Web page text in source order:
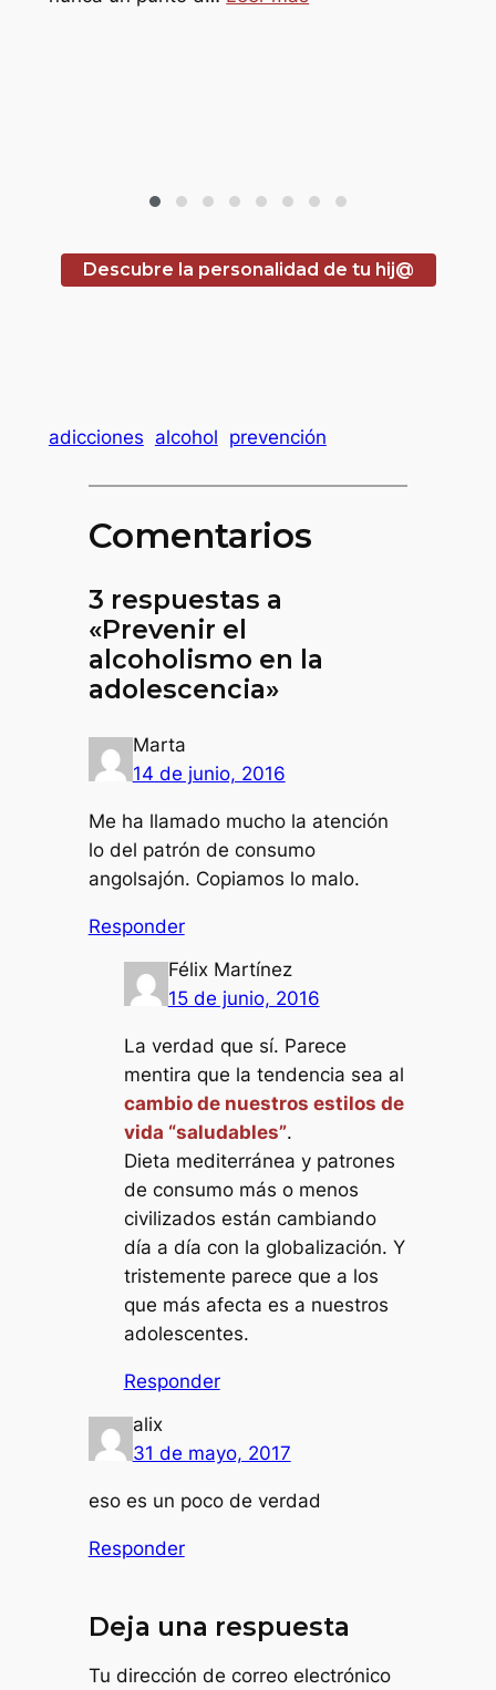
Descubre la personalidad de tu hij@
adicciones alcohol prevención
Comentarios
3 respuestas a
«Prevenir el
alcoholismo en la
adolescencia»
Marta
14 de junio, 2016
Me ha llamado mucho la atención
lo del patrón de consumo
angolsajón. Copiamos lo malo.
Responder
Félix Martínez
15 de junio, 2016
La verdad que sí. Parece
mentira que la tendencia sea al
cambio de nuestros estilos de
vida “saludables”.
Dieta mediterránea y patrones
de consumo más o menos
civilizados están cambiando
día a día con la globalización. Y
tristemente parece que a los
que más afecta es a nuestros
adolescentes.
Responder
alix
31 de mayo, 2017
eso es un poco de verdad
Responder
Deja una respuesta
Tu dirección de correo electrónico